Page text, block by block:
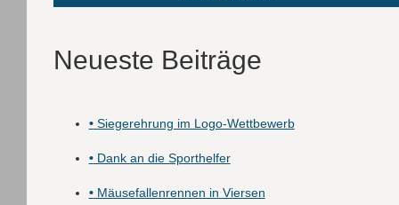
Neueste Beiträge
•Siegerehrung im Logo-Wettbewerb
•Dank an die Sporthelfer
•Mäusefallenrennen in Viersen